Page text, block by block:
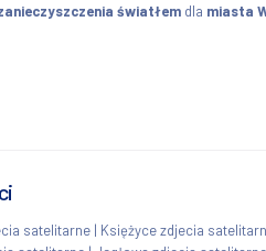
światłem dla miasta
satelitarne | Księżyce zdjecia